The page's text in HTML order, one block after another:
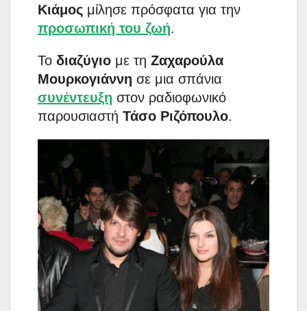
Κιάμος μίλησε πρόσφατα για την
προσωπική του ζωή.
Το διαζύγιο με τη Ζαχαρούλα
Μουρκογιάννη σε μια σπάνια
συνέντευξη στον ραδιοφωνικό
παρουσιαστή Τάσο Ριζόπουλο.